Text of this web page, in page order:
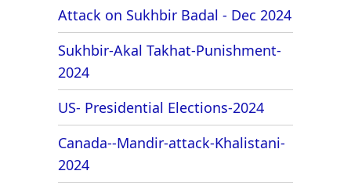
Attack on Sukhbir Badal - Dec 2024
Sukhbir-Akal Takhat-Punishment-
2024
US- Presidential Elections-2024
Canada--Mandir-attack-Khalistani-
2024